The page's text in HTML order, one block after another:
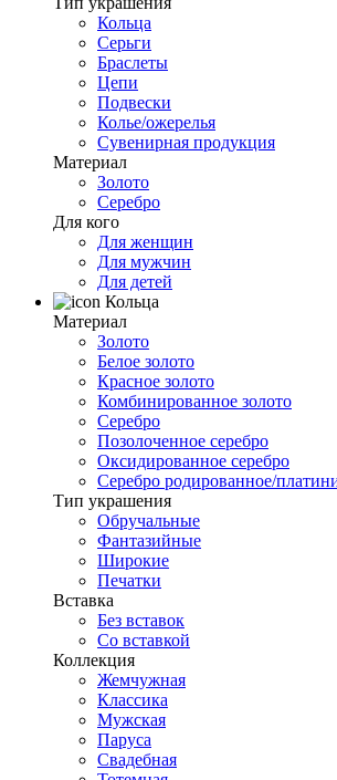
Кольца
Серьги
Браслеты
Цепи
Подвески
Колье/ожерелья
Сувенирная продукция
Материал
Золото
Серебро
Для кого
Для женщин
Для мужчин
Для детей
Кольца
Материал
Золото
Белое золото
Красное золото
Комбинированное золото
Серебро
Позолоченное серебро
Оксидированное серебро
Серебро родированное/
Тип украшения
Обручальные
Фантазийные
Широкие
Печатки
Вставка
Без вставок
Со вставкой
Коллекция
Жемчужная
Классика
Мужская
Паруса
Свадебная